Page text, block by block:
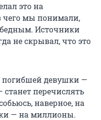
это на
чего мы понимали,
Источники
не скрывал, что это
погибшей девушки —
перечислять
наверное, на
— на миллионы.